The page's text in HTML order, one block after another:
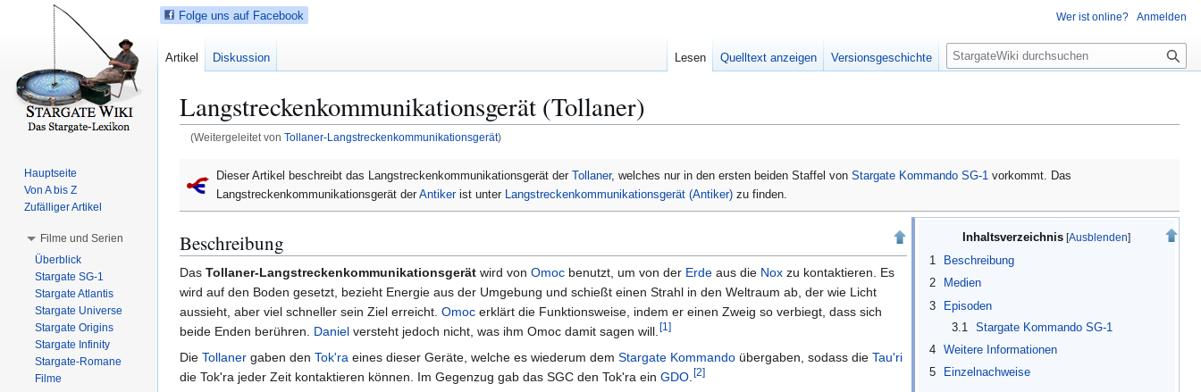
Langstreckenkommunikationsgerät (Tollaner)
(Weitergeleitet von Tollaner-Langstreckenkommunikationsgerät)
a
v
a
i
o
u
c
s
r
i
Dieser Artikel beschreibt das Langstreckenkommunikationsgerät der Tollaner, welches nur in den ersten beiden Staffel von Stargate Kommando SG-1 vorkommt. Das
Langstreckenkommunikationsgerät der Antikerist unter Langstreckenkommunikationsgerät (Antiker) zu finden.
Inhaltsverzeichnis
1
Beschreibung
2
Medien
3
Episoden
3.1
Stargate Kommando SG-1
4
Weitere Informationen
5
Einzelnachweise
Beschreibung
Das Tollaner-Langstreckenkommunikationsgerät wird von Omoc benutzt, um von der Erde aus die Nox zu kontaktieren. Es
wird auf den Boden gesetzt, bezieht Energie aus der Umgebung und schießt einen Strahl in den Weltraum ab, der wie Licht
aussieht, aber viel schneller sein Ziel erreicht. Omoc erklärt die Funktionsweise, indem er einen Zweig so verbiegt, dass sich
beide Enden berühren. Daniel versteht jedoch nicht, was ihm Omoc damit sagen will. [1 ]
Die Tollaner gaben den Tok'ra eines dieser Geräte, welche es wiederum dem Stargate Kommando übergaben, sodass die Tau'ri
die Tok'ra jeder Zeit kontaktieren können. Im Gegenzug gab das SGC den Tok'ra ein GDO [2]
Folge uns auf Facebook Wer ist online? Anmelden
Artikel Diskussion Lesen Quelltext anzeigen Versionsgeschichte
S
u
e
Hauptseite
Von A bis Z
Zufälliger Artikel
Filme und Serien
Überblick
Stargate SG-1
Stargate Atlantis
Stargate Universe
Stargate Origins
Stargate Infinity
Stargate-Romane
Filme